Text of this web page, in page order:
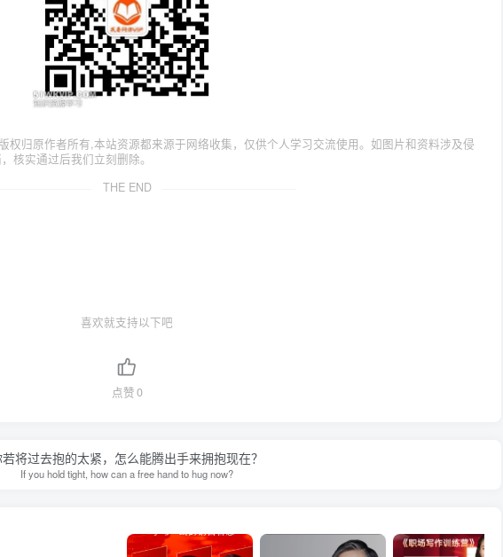
权归原作者所有,本站资源都来源于网络收集，仅供个人学习交流使用。如图片和资料涉及侵
核实通过后我们立刻删除。
THE END
喜欢就支持以下吧
点赞0
将过去抱的太紧，怎么能腾出手来拥抱现在？
If you hold tight, how can a free hand to hug now?